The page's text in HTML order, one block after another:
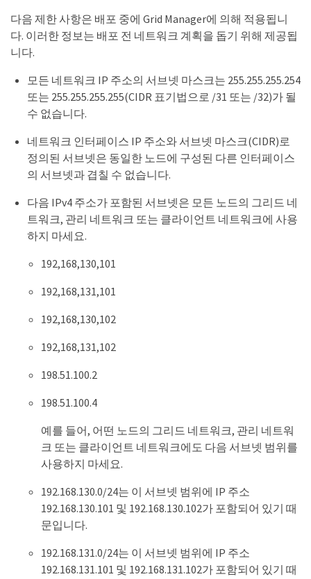
다음 제한 사항은 배포 중에 Grid Manager에 의해 적용됩니
다. 이러한 정보는 배포 전 네트워크 계획을 돕기 위해 제공됩
니다.
모든 네트워크 IP 주소의 서브넷 마스크는 255.255.255.254
또는 255.255.255.255(CIDR 표기법으로 /31 또는 /32)가 될
수 없습니다.
네트워크 인터페이스 IP 주소와 서브넷 마스크(CIDR)로
정의된 서브넷은 동일한 노드에 구성된 다른 인터페이스
의 서브넷과 겹칠 수 없습니다.
다음 IPv4 주소가 포함된 서브넷은 모든 노드의 그리드 네
트워크, 관리 네트워크 또는 클라이언트 네트워크에 사용
하지 마세요.
192,168,130,101
192,168,131,101
192,168,130,102
192,168,131,102
198.51.100.2
198.51.100.4
예를 들어, 어떤 노드의 그리드 네트워크, 관리 네트워
크 또는 클라이언트 네트워크에도 다음 서브넷 범위를
사용하지 마세요.
192.168.130.0/24는 이 서브넷 범위에 IP 주소
192.168.130.101 및 192.168.130.102가 포함되어 있기 때
문입니다.
192.168.131.0/24는 이 서브넷 범위에 IP 주소
192.168.131.101 및 192.168.131.102가 포함되어 있기 때